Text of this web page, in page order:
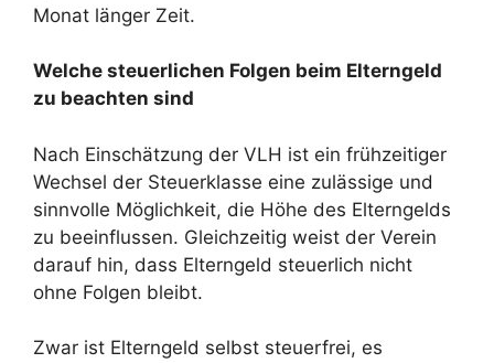
Monat länger Zeit.
Welche steuerlichen Folgen beim Elterngeld
zu beachten sind
Nach Einschätzung der VLH ist ein frühzeitiger
Wechsel der Steuerklasse eine zulässige und
sinnvolle Möglichkeit, die Höhe des Elterngelds
zu beeinflussen. Gleichzeitig weist der Verein
darauf hin, dass Elterngeld steuerlich nicht
ohne Folgen bleibt.
Zwar ist Elterngeld selbst steuerfrei, es